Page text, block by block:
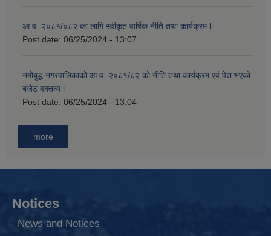
आ.व. २०८१/०८२ का लागि स्वीकृत वार्षिक नीति तथा कार्यक्रम l
Post date: 06/25/2024 - 13:07
नमोबुद्ध नगरपालिकाको आ‍.व. २०८१/८२ को नीति तथा कार्यक्रम एवं पेश भएको
बजेट वक्तव्य l
Post date: 06/25/2024 - 13:04
more
Notices
News and Notices